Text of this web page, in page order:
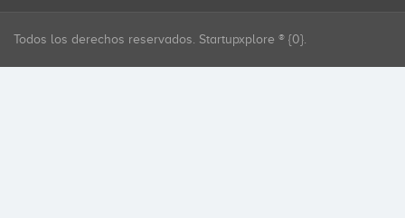
Todos los derechos reservados. Startupxplore ® {0}.